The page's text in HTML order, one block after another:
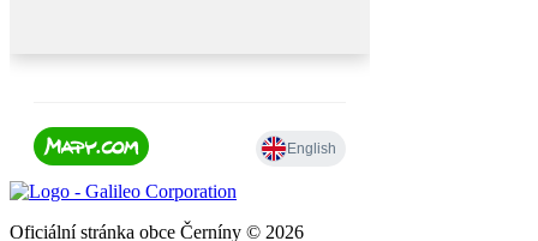
Oficiální stránka obce Černíny © 2026